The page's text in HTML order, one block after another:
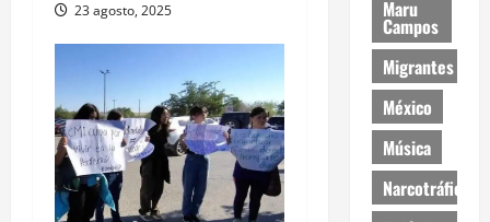
23 agosto, 2025
Maru
Campos
Migrantes
México
Música
Narcotráfico